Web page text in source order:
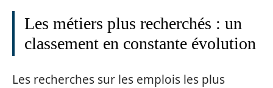
Les métiers plus recherchés : un
classement en constante évolution
Les recherches sur les emplois les plus